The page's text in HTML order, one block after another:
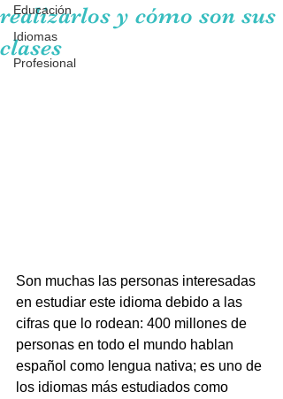
Educación
Idiomas
Profesional
realizarlos y cómo son sus
clases
Son muchas las personas interesadas
en estudiar este idioma debido a las
cifras que lo rodean: 400 millones de
personas en todo el mundo hablan
español como lengua nativa; es uno de
los idiomas más estudiados como